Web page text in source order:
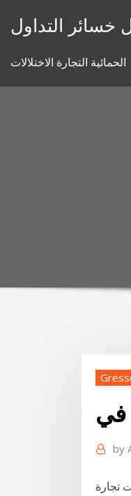
خسائر التداول
الحمائية التجارة الاختلالات
في
by
(٩٠%) ولكن ما زالت تجارة